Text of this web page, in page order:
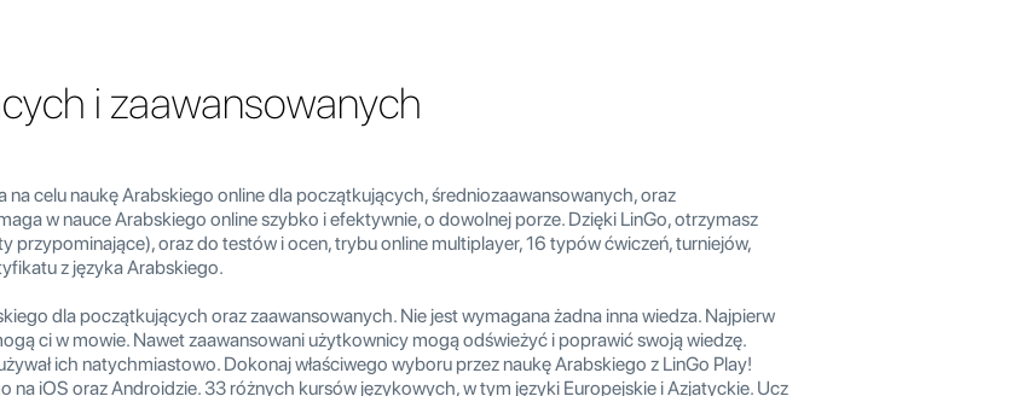
i zaawansowanych
celu naukę Arabskiego online dla początkujących, średniozaawansowanych, oraz
w nauce Arabskiego online szybko i efektywnie, o dowolnej porze. Dzięki LinGo, otrzymasz
przypominające), oraz do testów i ocen, trybu online multiplayer, 16 typów ćwiczeń, turniejów,
z języka Arabskiego.
dla początkujących oraz zaawansowanych. Nie jest wymagana żadna inna wiedza. Najpierw
ci w mowie. Nawet zaawansowani użytkownicy mogą odświeżyć i poprawić swoją wiedzę.
ich natychmiastowo. Dokonaj właściwego wyboru przez naukę Arabskiego z LinGo Play!
na iOS oraz Androidzie. 33 różnych kursów językowych, w tym języki Europejskie i Azjatyckie. Ucz